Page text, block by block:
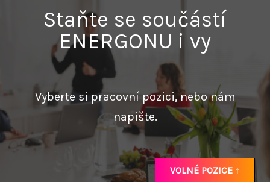
Staňte se součástí
ENERGONU i vy
Vyberte si pracovní pozici, nebo nám
napište.
VOLNÉ POZICE ↑